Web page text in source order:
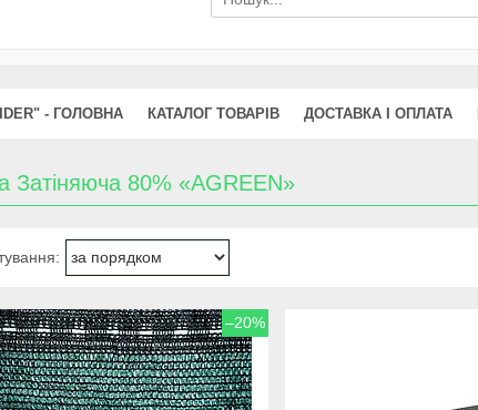
- ГОЛОВНА КАТАЛОГ ТОВАРІВ ДОСТАВКА І ОПЛАТА
Затіняюча 80% «AGREEN»
–20%